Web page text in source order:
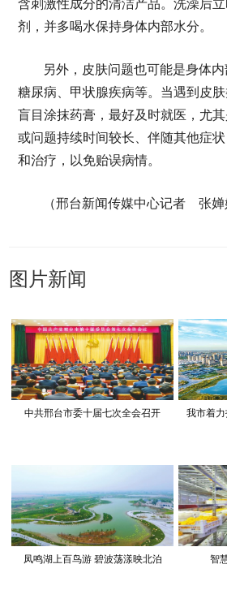
含刺激性成分的清洁产品。洗澡后
剂，并多喝水保持身体内部水分。
另外，皮肤问题也可能是身体
糖尿病、甲状腺疾病等。当遇到皮
盲目涂抹药膏，最好及时就医，尤
或问题持续时间较长、伴随其他症
和治疗，以免贻误病情。
（邢台新闻传媒中心记者 张婵
图片新闻
中共邢台市委十届七次全会召开 我市着
凤鸣湖上百鸟游 碧波荡漾映北泊 智